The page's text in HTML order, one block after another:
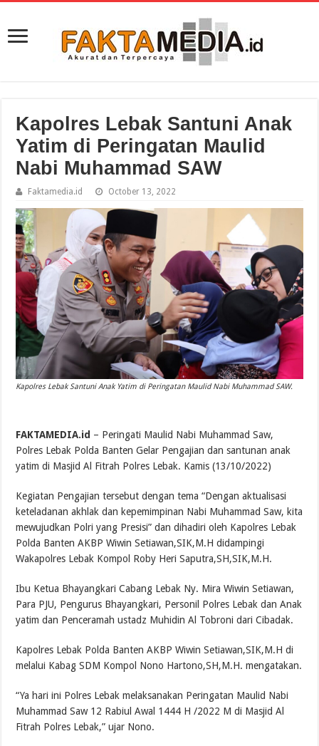
Kapolres Lebak Santuni Anak
Yatim di Peringatan Maulid
Nabi Muhammad SAW
Faktamedia.id October 13, 2022
Kapolres Lebak Santuni Anak Yatim di Peringatan Maulid Nabi Muhammad SAW.
FAKTAMEDIA.id – Peringati Maulid Nabi Muhammad Saw,
Polres Lebak Polda Banten Gelar Pengajian dan santunan anak
yatim di Masjid Al Fitrah Polres Lebak. Kamis (13/10/2022)
Kegiatan Pengajian tersebut dengan tema “Dengan aktualisasi
keteladanan akhlak dan kepemimpinan Nabi Muhammad Saw, kita
mewujudkan Polri yang Presisi” dan dihadiri oleh Kapolres Lebak
Polda Banten AKBP Wiwin Setiawan,SIK,M.H didampingi
Wakapolres Lebak Kompol Roby Heri Saputra,SH,SIK,M.H.
Ibu Ketua Bhayangkari Cabang Lebak Ny. Mira Wiwin Setiawan,
Para PJU, Pengurus Bhayangkari, Personil Polres Lebak dan Anak
yatim dan Penceramah ustadz Muhidin Al Tobroni dari Cibadak.
Kapolres Lebak Polda Banten AKBP Wiwin Setiawan,SIK,M.H di
melalui Kabag SDM Kompol Nono Hartono,SH,M.H. mengatakan.
“Ya hari ini Polres Lebak melaksanakan Peringatan Maulid Nabi
Muhammad Saw 12 Rabiul Awal 1444 H /2022 M di Masjid Al
Fitrah Polres Lebak,” ujar Nono.